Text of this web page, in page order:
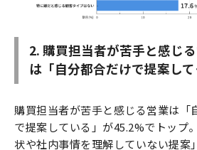
2. 購買担当者が苦手と感じ
は「自分都合だけで提案して
購買担当者が苦手と感じる営業は「
で提案している」が45.2%でトップ
状や社内事情を理解していない提案